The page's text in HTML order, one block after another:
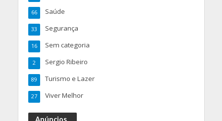
Saúde
66
Segurança
33
Sem categoria
16
Sergio Ribeiro
2
Turismo e Lazer
89
Viver Melhor
27